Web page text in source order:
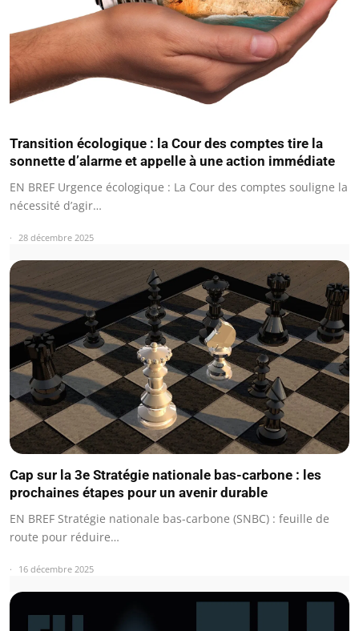
Transition écologique : la Cour des comptes tire la
sonnette d’alarme et appelle à une action immédiate
EN BREF Urgence écologique : La Cour des comptes souligne la
nécessité d’agir…
28 décembre 2025
Cap sur la 3e Stratégie nationale bas-carbone : les
prochaines étapes pour un avenir durable
EN BREF Stratégie nationale bas-carbone (SNBC) : feuille de
route pour réduire…
16 décembre 2025